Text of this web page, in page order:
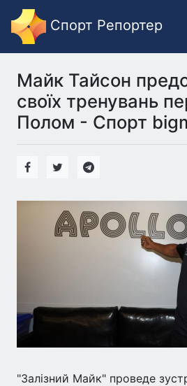
Спорт Репортер
Майк Тайсон
своїх тренувань
Полом - Спорт
"Залізний Майк" проведе